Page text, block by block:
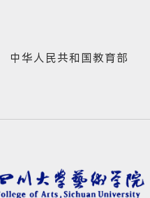
中华人民共和国教育部